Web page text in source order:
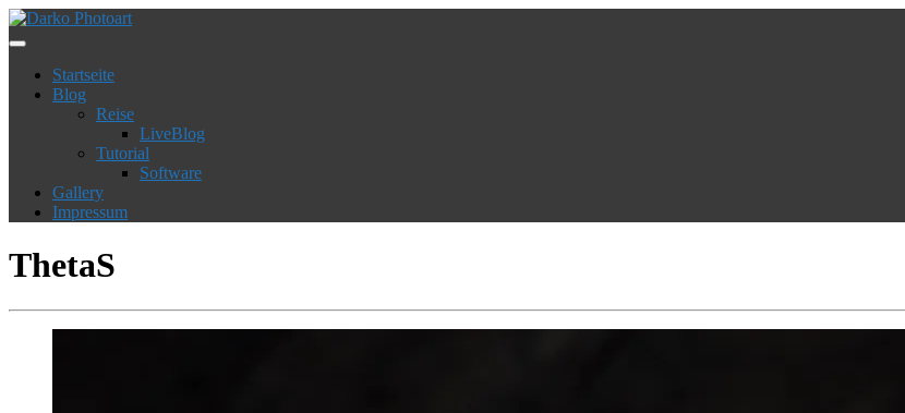
Startseite
Blog
Reise
LiveBlog
Tutorial
Software
Gallery
Impressum
ThetaS